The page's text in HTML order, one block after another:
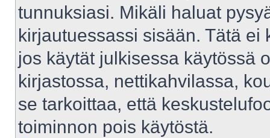
tunnuksiasi. Mikäli haluat
kirjautuessassi sisään. Tätä
jos käytät julkisessa käytössä
kirjastossa, nettikahvilassa,
se tarkoittaa, että
toiminnon pois käytöstä.